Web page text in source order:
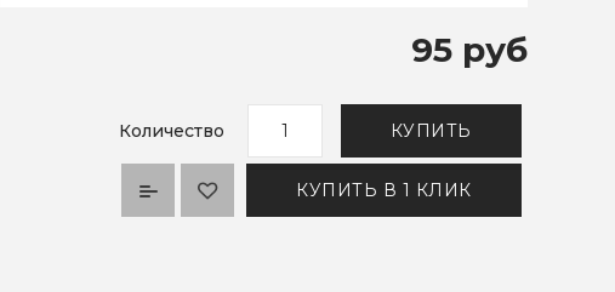
95 руб
Количество КУПИТЬ
КУПИТЬ В 1 КЛИК